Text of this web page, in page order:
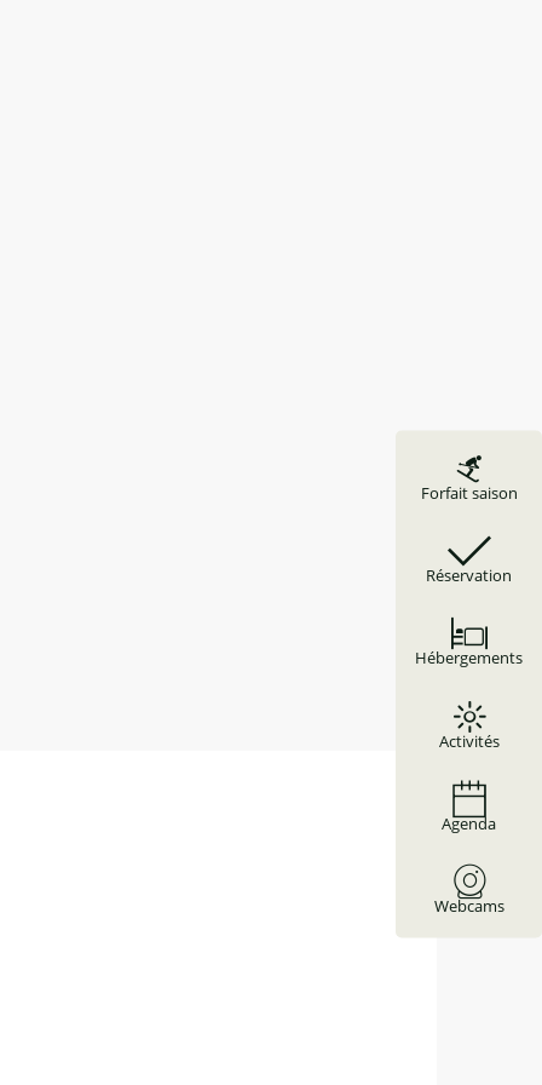
Forfait saison
Réservation
Hébergements
Activités
Agenda
Webcams